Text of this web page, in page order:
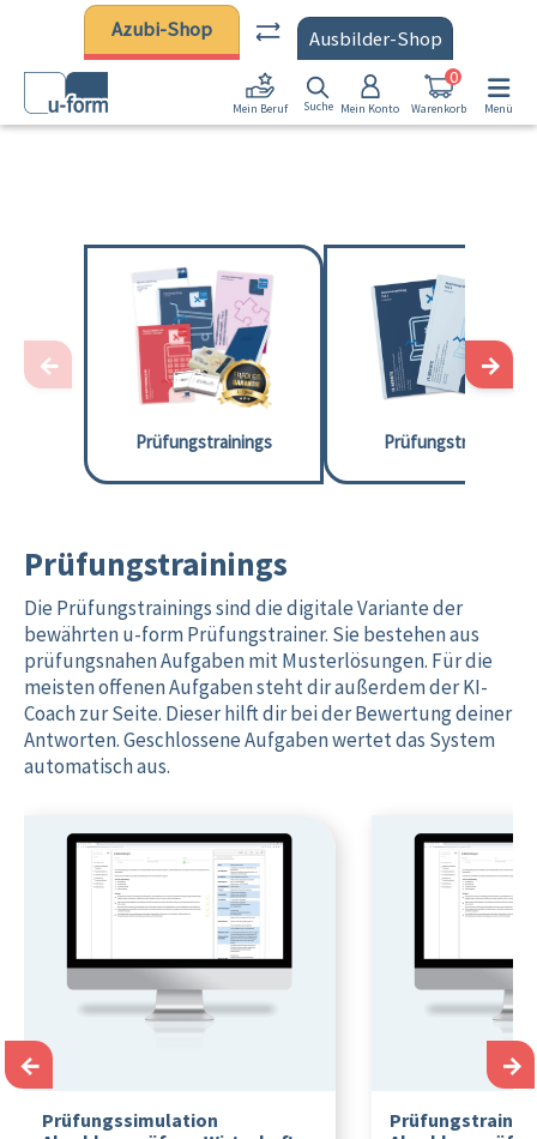
Zum Hauptinhalt springen
Azubi-Shop Ausbilder-Shop
Mein Beruf Suche Mein Konto Warenkorb
0
Menü
←
Prüfungstrainings Prüfungstrainer
→
Prüfungstrainings
Die Prüfungstrainings sind die digitale Variante der
bewährten u-form Prüfungstrainer. Sie bestehen aus
prüfungsnahen Aufgaben mit Musterlösungen. Für die
meisten offenen Aufgaben steht dir außerdem der KI-
Coach zur Seite. Dieser hilft dir bei der Bewertung deiner
Antworten. Geschlossene Aufgaben wertet das System
automatisch aus.
Prüfungssimulation
← →